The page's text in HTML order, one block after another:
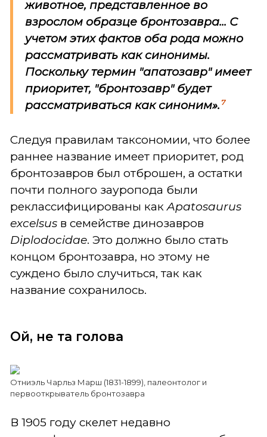
животное, представленное во
взрослом образце бронтозавра... С
учетом этих фактов оба рода можно
рассматривать как синонимы.
Поскольку термин "апатозавр" имеет
приоритет, "бронтозавр" будет
рассматриваться как синоним». 7
Следуя правилам таксономии, что более
раннее название имеет приоритет, род
бронтозавров был отброшен, а остатки
почти полного зауропода были
реклассифицированы какApatosaurus
excelsus в семействе динозавров
Diplodocidae. Это должно было стать
концом бронтозавра, но этому не
суждено было случиться, так как
название сохранилось.
Ой, не та голова
Отниэль Чарльз Марш (1831-1899), палеонтолог и
первооткрыватель бронтозавра
В 1905 году скелет недавно